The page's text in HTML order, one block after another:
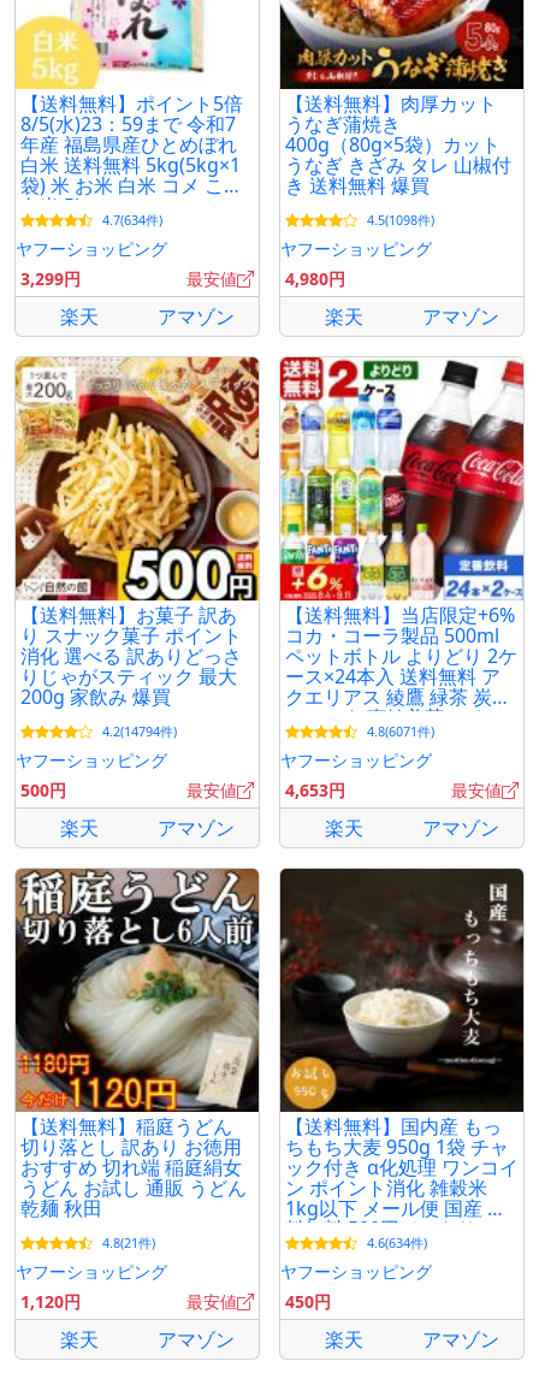
【送料無料】ポイント5倍
8/5(水)23：59まで 令和7
年産 福島県産ひとめぼれ
白米 送料無料 5kg(5kg×1
袋) 米 お米 白米 コメ こめ
白米 5kg
4.7(634件)
ヤフーショッピング
3,299円
最安値
楽天 アマゾン
【送料無料】肉厚カット
うなぎ蒲焼き
400g（80g×5袋）カット
うなぎ きざみ タレ 山椒付
き 送料無料 爆買
4.5(1098件)
ヤフーショッピング
4,980円
楽天 アマゾン
【送料無料】お菓子 訳あ
り スナック菓子 ポイント
消化 選べる 訳ありどっさ
りじゃがスティック 最大
200g 家飲み 爆買
4.2(14794件)
ヤフーショッピング
500円
最安値
楽天 アマゾン
【送料無料】当店限定+6%
コカ・コーラ製品 500ml
ペットボトル よりどり 2ケ
ース×24本入 送料無料 ア
クエリアス 綾鷹 緑茶 炭酸
ファンタ 爽健美茶 いろは
す やかんの麦茶
4.8(6071件)
ヤフーショッピング
4,653円
最安値
楽天 アマゾン
【送料無料】稲庭うどん
切り落とし 訳あり お徳用
おすすめ 切れ端 稲庭絹女
うどん お試し 通販 うどん
乾麺 秋田
4.8(21件)
ヤフーショッピング
1,120円
最安値
楽天 アマゾン
【送料無料】国内産 もっ
ちもち大麦 950g 1袋 チャ
ック付き α化処理 ワンコイ
ン ポイント消化 雑穀米
1kg以下 メール便 国産 送
料無料 500円ぽっきり
4.6(634件)
ヤフーショッピング
450円
楽天 アマゾン